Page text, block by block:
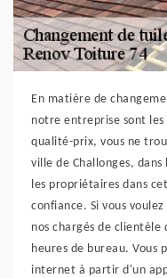
En matière de
notre entreprise sont
qualité-prix, vous ne
ville de Challonges,
les propriétaires dans
confiance. Si vous
nos chargés de clientèle
heures de bureau. Vous
internet à partir d'un